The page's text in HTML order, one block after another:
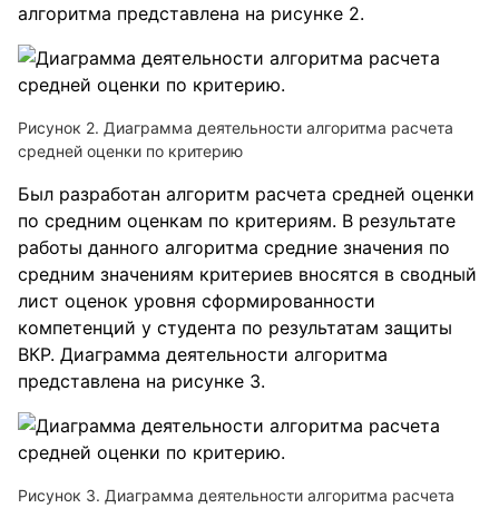
алгоритма представлена на рисунке 2.
Рисунок 2. Диаграмма деятельности алгоритма расчета
средней оценки по критерию
Был разработан алгоритм расчета средней оценки
по средним оценкам по критериям. В результате
работы данного алгоритма средние значения по
средним значениям критериев вносятся в сводный
лист оценок уровня сформированности
компетенций у студента по результатам защиты
ВКР. Диаграмма деятельности алгоритма
представлена на рисунке 3.
Рисунок 3. Диаграмма деятельности алгоритма расчета